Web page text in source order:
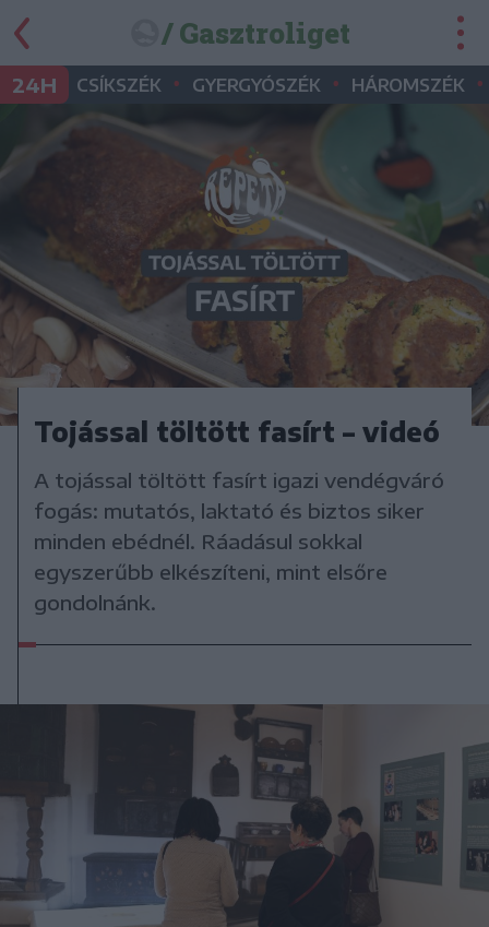
/ Gasztroliget
24H CSÍKSZÉK • GYERGYÓSZÉK • HÁROMSZÉK •
Tojással töltött fasírt – videó
A tojással töltött fasírt igazi vendégváró
fogás: mutatós, laktató és biztos siker
minden ebédnél. Ráadásul sokkal
egyszerűbb elkészíteni, mint elsőre
gondolnánk.